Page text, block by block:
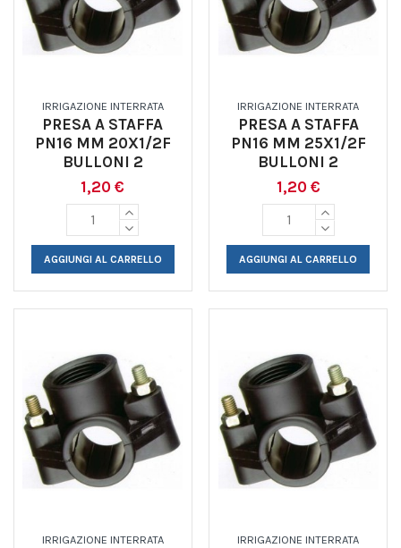
IRRIGAZIONE INTERRATA
PRESA A STAFFA
PN16 MM 20X1/2F
BULLONI 2
1,20 €
AGGIUNGI AL CARRELLO
IRRIGAZIONE INTERRATA
PRESA A STAFFA
PN16 MM 25X1/2F
BULLONI 2
1,20 €
AGGIUNGI AL CARRELLO
IRRIGAZIONE INTERRATA IRRIGAZIONE INTERRATA